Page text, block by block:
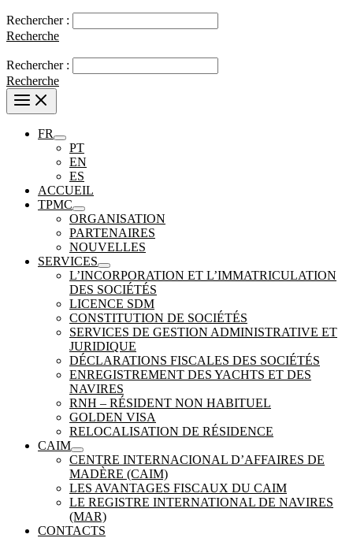
Rechercher :
Recherche
Rechercher :
Recherche
FR
PT
EN
ES
ACCUEIL
TPMC
ORGANISATION
PARTENAIRES
NOUVELLES
SERVICES
L’INCORPORATION ET L’IMMATRICULATION
DES SOCIÉTÉS
LICENCE SDM
CONSTITUTION DE SOCIÉTÉS
SERVICES DE GESTION ADMINISTRATIVE ET
JURIDIQUE
DÉCLARATIONS FISCALES DES SOCIÉTÉS
ENREGISTREMENT DES YACHTS ET DES
NAVIRES
RNH – RÉSIDENT NON HABITUEL
GOLDEN VISA
RELOCALISATION DE RÉSIDENCE
CAIM
CENTRE INTERNACIONAL D’AFFAIRES DE
MADÈRE (CAIM)
LES AVANTAGES FISCAUX DU CAIM
LE REGISTRE INTERNATIONAL DE NAVIRES
(MAR)
CONTACTS